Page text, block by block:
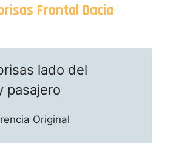
Frontal Dacia
lado del
pasajero
Original